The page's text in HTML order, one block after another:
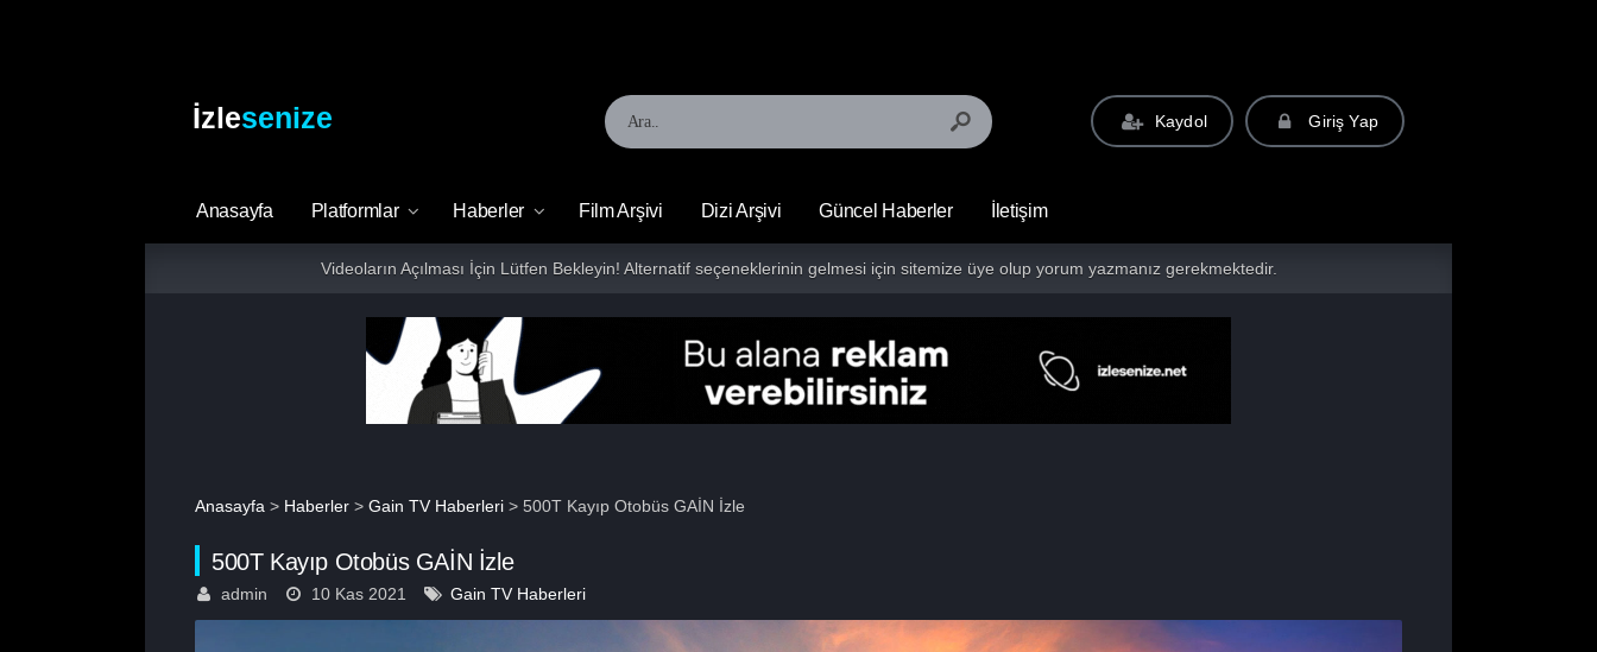
İzlesenize Kaydol Giriş Yap
Anasayfa Platformlar Haberler Film Arşivi Dizi Arşivi Güncel Haberler İletişim
Videoların Açılması İçin Lütfen Bekleyin! Alternatif seçeneklerinin gelmesi için sitemize üye olup yorum yazmanız gerekmektedir.
Anasayfa > Haberler > Gain TV Haberleri > 500T Kayıp Otobüs GAİN İzle
500T Kayıp Otobüs GAİN İzle
admin 10 Kas 2021 Gain TV Haberleri